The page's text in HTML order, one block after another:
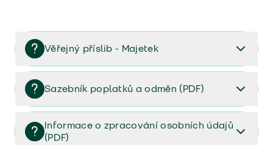
Věřejný příslib - Majetek
Věřejný příslib majetek 2023
Sazebník poplatků a odměn (PDF)
Sazebník poplatků a odměn (PDF)
Informace o zpracování osobních údajů
(PDF)